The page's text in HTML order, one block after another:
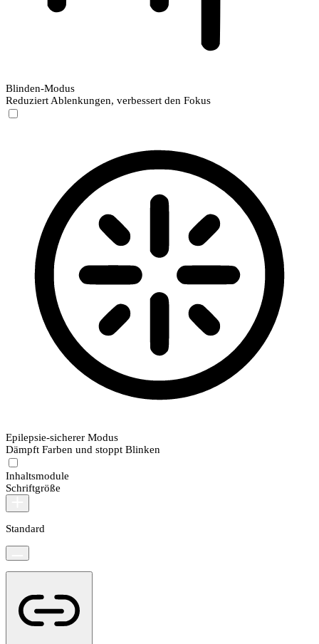
Blinden-Modus
Reduziert Ablenkungen, verbessert den Fokus
Epilepsie-sicherer Modus
Dämpft Farben und stoppt Blinken
Inhaltsmodule
Schriftgröße
Standard